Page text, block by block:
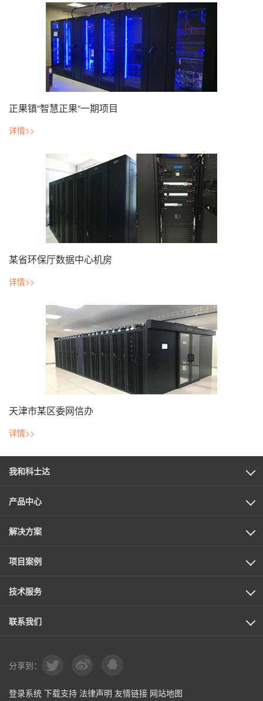
正果镇“智慧正果“一期项目
详情>>
某省环保厅数据中心机房
详情>>
天津市某区委网信办
详情>>
我和科士达
产品中心
解决方案
项目案例
技术服务
联系我们
分享到：
登录系统 下载支持 法律声明 友情链接 网站地图